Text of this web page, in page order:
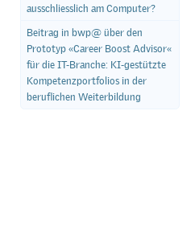
ausschliesslich am Computer?
Beitrag in bwp@ über den
Prototyp «Career Boost Advisor«
für die IT-Branche: KI-gestützte
Kompetenzportfolios in der
beruflichen Weiterbildung